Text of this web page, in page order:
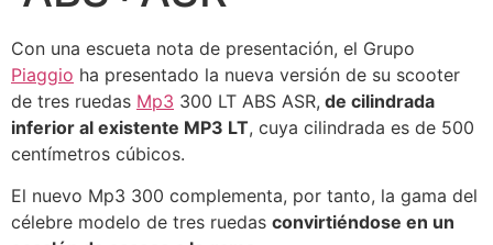
Con una escueta nota de presentación, el Grupo
Piaggio ha presentado la nueva versión de su scooter
de tres ruedas Mp3 300 LT ABS ASR, de cilindrada
inferior al existente MP3 LT, cuya cilindrada es de 500
centímetros cúbicos.
El nuevo Mp3 300 complementa, por tanto, la gama del
célebre modelo de tres ruedas convirtiéndose en un